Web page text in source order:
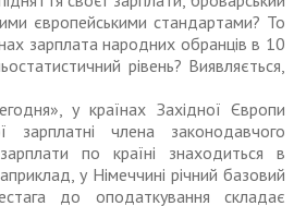
європейськими стандартами? То
зарплата народних обранців в 10
рівень? Виявляється,
у країнах Західної Європи
зарплатні члена законодавчого
по країні знаходиться в
у Німеччині річний базовий
до оподаткування складає